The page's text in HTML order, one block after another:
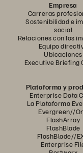
Empresa
Carreras
Sostenibilidad e
social
Relaciones con los
Equipo
Ubicaciones
Executive Briefing
Plataforma y
Enterprise Data
La Plataforma
Evergreen//
FlashArray
FlashBlade
FlashBlade//
Enterprise